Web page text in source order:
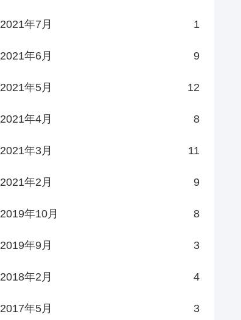
2021年7月 1
2021年6月 9
2021年5月 12
2021年4月 8
2021年3月 11
2021年2月 9
2019年10月 8
2019年9月 3
2018年2月 4
2017年5月 3